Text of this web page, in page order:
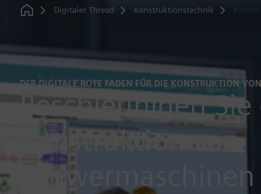
Home
Digitaler Thread Konstruktionstechnik
DER DIGITALE ROTE FADEN FÜR DIE KONSTRUKTION
Beschleunigen
Konstruktion von
Schwermaschinen